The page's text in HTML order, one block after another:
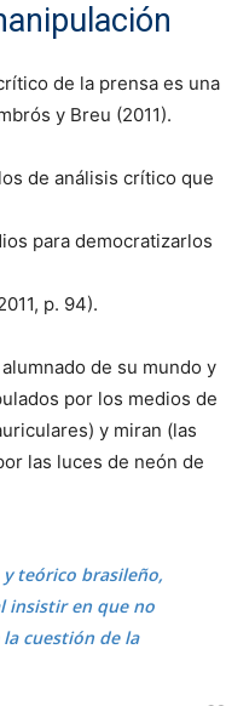
de la prensa es una
y Breu (2011).
de análisis crítico que
para democratizarlos
p. 94).
de su mundo y
por los medios de
y miran (las
las luces de neón de
teórico brasileño,
insistir en que no
cuestión de la